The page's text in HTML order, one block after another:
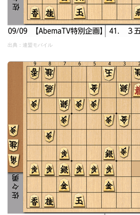
出典：連盟モバイル